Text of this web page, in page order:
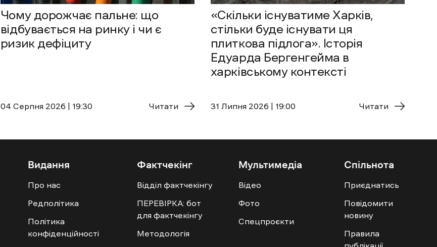
Чому дорожчає пальне: що
відбувається на ринку і чи є
ризик дефіциту
04 Cерпня 2026 | 19:30 Читати
«Скільки існуватиме Харків,
стільки буде існувати ця
плиткова підлога». Історія
Едуарда Бергенгейма в
харківському контексті
31 Липня 2026 | 19:00 Читати
Видання
Про нас
Редполітика
Політика
конфіденційності
Фактчекінг
Відділ фактчекінгу
ПЕРЕВІРКА: бот
для фактчекінгу
Методологія
Мультимедіа
Відео
Фото
Спецпроєкти
Спільнота
Приєднатись
Повідомити
новину
Правила